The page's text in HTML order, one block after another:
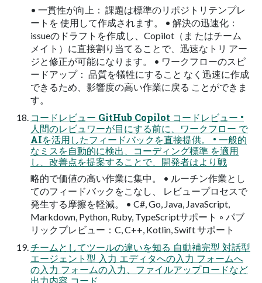
• 一貫性が向上： 課題は標準のリポジトリテンプレ
ートを 使用して作成されます。 • 解決の迅速化：
issueのドラフトを作成し、Copilot（ま たはチーム
メイト）に直接割り当てることで、迅速なトリ アー
ジと修正が可能になります。 • ワークフローのスピ
ードアップ： 品質を犠牲にすること なく迅速に作成
できるため、影響度の高い作業に戻る ことができま
す。
コードレビュー GitHub Copilot コードレビュー •
人間のレビュワーが目にする前に、ワークフロー で
AIを活用したフィードバックを直接提供。 • 一般的
なミスを自動的に検出、コーディング標準 を適用
し、改善点を提案することで、開発者はより戦
略的で価値の高い作業に集中。 • ルーチン作業とし
てのフィードバックをこなし、 レビュープロセスで
発生する摩擦を軽減。 • C#, Go, Java, JavaScript,
Markdown, Python, Ruby, TypeScriptサポート ◦ パブ
リックプレビュー：C, C++, Kotlin, Swift サポート
チームとしてツールの違いを知る 自動補完型 対話型
エージェント型 入力 エディタへの入力 フォームへ
の入力 フォームの入力、ファイルアップロードなど
出力内容 コード